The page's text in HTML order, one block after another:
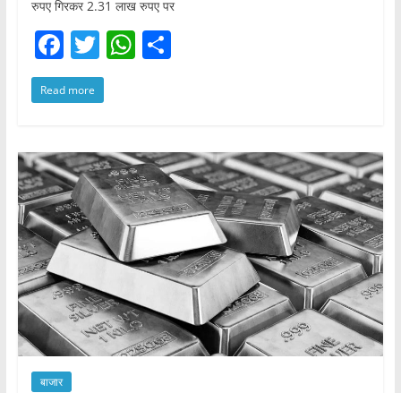
रुपए गिरकर 2.31 लाख रुपए पर
F
a
c
b
o
o
k
T
w
itt
W
A
p
p
S
Read more
बाजार